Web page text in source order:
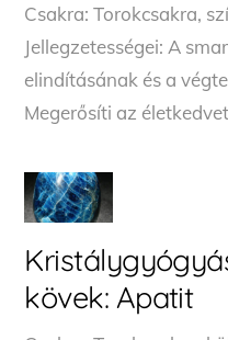
Csakra: Torokcsakra,
Jellegzetességei: A
elindításának és a
Megerősíti az
kövek: Apatit